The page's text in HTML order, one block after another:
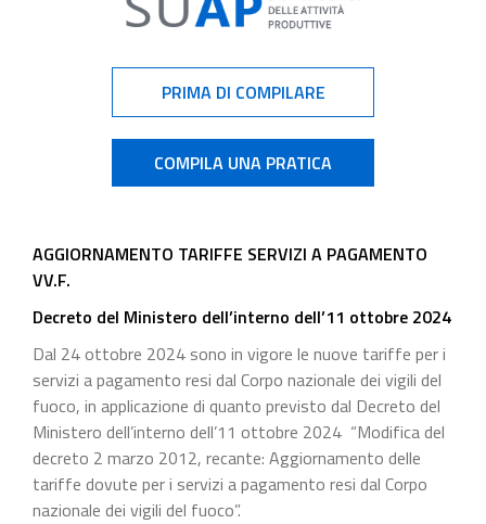
PRIMA DI COMPILARE
COMPILA UNA PRATICA
AGGIORNAMENTO TARIFFE SERVIZI A PAGAMENTO
VV.F.
Decreto del Ministero dell’interno dell’11 ottobre 2024
Dal 24 ottobre 2024 sono in vigore le nuove tariffe per i
servizi a pagamento resi dal Corpo nazionale dei vigili del
fuoco, in applicazione di quanto previsto dal Decreto del
Ministero dell’interno dell’11 ottobre 2024 “Modifica del
decreto 2 marzo 2012, recante: Aggiornamento delle
tariffe dovute per i servizi a pagamento resi dal Corpo
nazionale dei vigili del fuoco”.